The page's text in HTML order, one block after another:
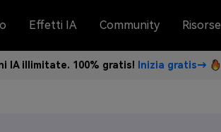
Effetti IA Community Risorse
IA illimitate. 100% gratis! Inizia gratis→